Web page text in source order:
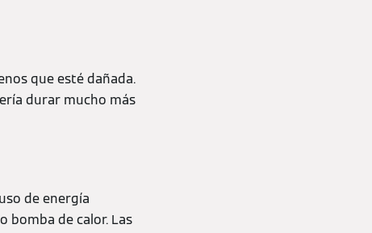
que esté dañada.
durar mucho más
de energía
o bomba de calor. Las